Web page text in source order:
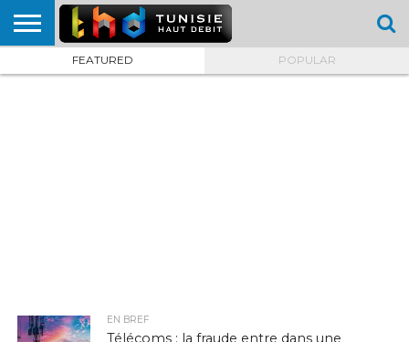
HOME
L’ACTUTHD
EN
PODCASTS
TEST
COMPARATIF
CARTE DE
CONTACT
FEATURED POPULAR
EN BREF
Télécoms : la fraude entre dans une